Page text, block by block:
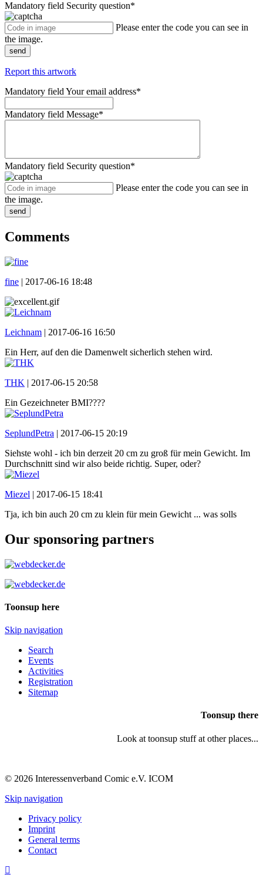
Mandatory field Security question*
Please enter the code you can see in
the image.
send
Report this artwork
Mandatory field Your email address*
Mandatory field Message*
Mandatory field Security question*
Please enter the code you can see in
the image.
send
Comments
fine | 2017-06-16 18:48
Leichnam | 2017-06-16 16:50
Ein Herr, auf den die Damenwelt sicherlich stehen wird.
THK | 2017-06-15 20:58
Ein Gezeichneter BMI????
SeplundPetra | 2017-06-15 20:19
Siehste wohl - ich bin derzeit 20 cm zu groß für mein Gewicht. Im
Durchschnitt sind wir also beide richtig. Super, oder?
Miezel | 2017-06-15 18:41
Tja, ich bin auch 20 cm zu klein für mein Gewicht ... was solls
Our sponsoring partners
Toonsup here
Skip navigation
Search
Events
Activities
Registration
Sitemap
Toonsup there
Look at toonsup stuff at other places...
© 2026 Interessenverband Comic e.V. ICOM
Skip navigation
Privacy policy
Imprint
General terms
Contact